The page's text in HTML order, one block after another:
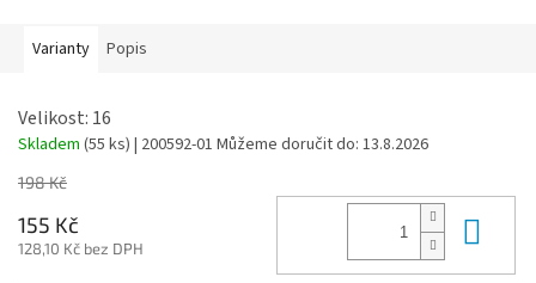
Varianty Popis
Velikost: 16
Skladem (55 ks) | 200592-01 Můžeme doručit do: 13.8.2026
198 Kč
155 Kč
128,10 Kč bez DPH